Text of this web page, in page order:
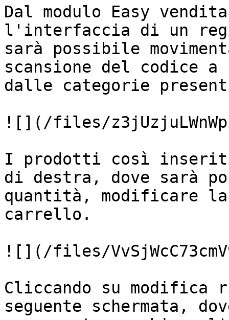
Dal modulo Easy
l'interfaccia di un
sarà possibile
scansione del codice
dalle categorie
![](/files/
I prodotti così inseriti
di destra, dove sarà
quantità, modificare
carrello.
![](/files/
Cliccando su modifica
seguente schermata,